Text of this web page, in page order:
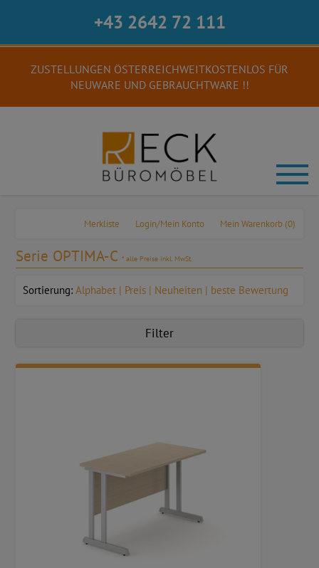
+43 2642 72 111
ZUSTELLUNGEN ÖSTERREICHWEITKOSTENLOS FÜR
NEUWARE UND GEBRAUCHTWARE !!
Mein Warenkorb (0)
Login/Mein Konto
Merkliste
Serie OPTIMA-C * alle Preise inkl. MwSt.
Sortierung: Alphabet Preis Neuheiten beste Bewertung
Filter